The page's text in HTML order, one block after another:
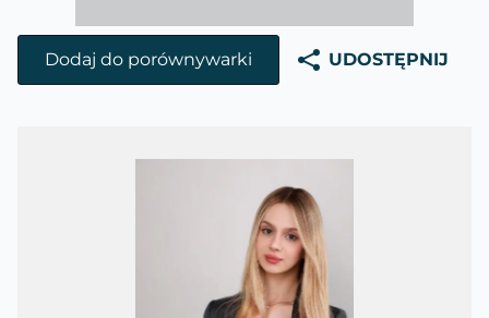
Dodaj do porównywarki UDOSTĘPNIJ